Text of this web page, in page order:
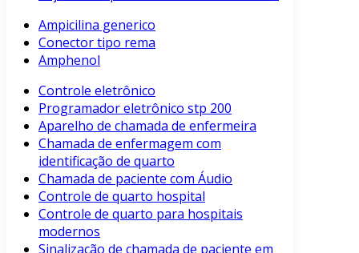
Ampicilina generico
Conector tipo rema
Amphenol
Controle eletrônico
Programador eletrônico stp 200
Aparelho de chamada de enfermeira
Chamada de enfermagem com
identificação de quarto
Chamada de paciente com Áudio
Controle de quarto hospital
Controle de quarto para hospitais
modernos
Sinalização de chamada de paciente em